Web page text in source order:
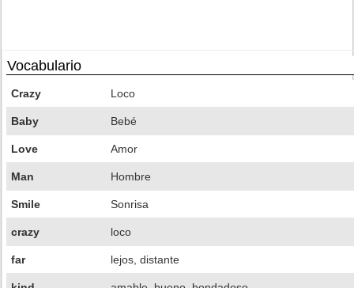
Vocabulario
Crazy Loco
Baby Bebé
Love Amor
Man Hombre
Smile Sonrisa
crazy loco
far lejos, distante